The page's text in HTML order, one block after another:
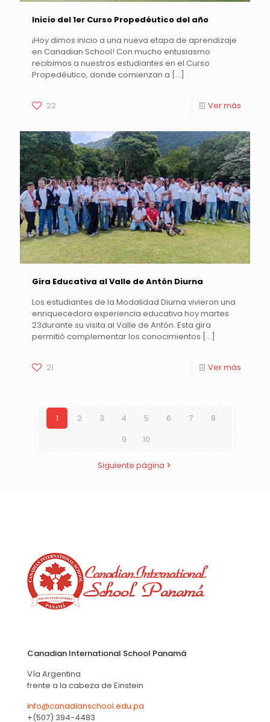
Inicio del 1er Curso Propedéutico del año
¡Hoy dimos inicio a una nueva etapa de aprendizaje
en Canadian School! Con mucho entusiasmo
recibimos a nuestros estudiantes en el Curso
Propedéutico, donde comienzan a […]
22 Ver más
Gira Educativa al Valle de Antón Diurna
Los estudiantes de la Modalidad Diurna vivieron una
enriquecedora experiencia educativa hoy martes
23durante su visita al Valle de Antón. Esta gira
permitió complementar los conocimientos […]
21 Ver más
1 2 3 4 5 6 7
8
9
10
Siguiente página
Canadian International School Panamá
Vía Argentina
frente a la cabeza de Einstein
info@canadianschool.edu.pa
+(507) 394-4483